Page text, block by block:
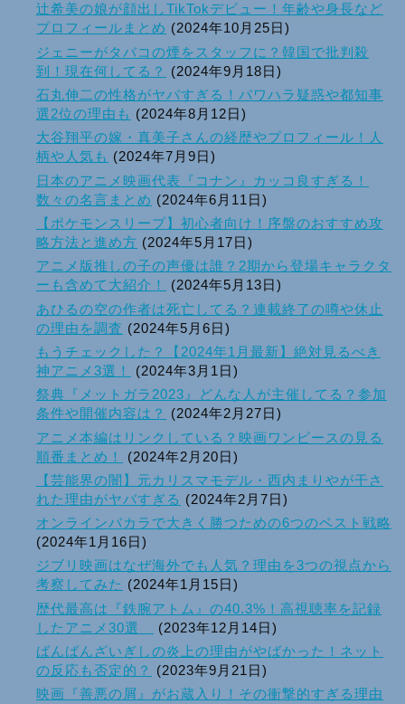
辻希美の娘が顔出しTikTokデビュー！年齢や身長など
プロフィールまとめ (2024年10月25日)
ジェニーがタバコの煙をスタッフに？韓国で批判殺
到！現在何してる？
(2024年9月18日)
石丸伸二の性格がヤバすぎる！パワハラ疑惑や都知事
選2位の理由も (2024年8月12日)
大谷翔平の嫁・真美子さんの経歴やプロフィール！人
柄や人気も (2024年7月9日)
日本のアニメ映画代表『コナン』カッコ良すぎる！
数々の名言まとめ (2024年6月11日)
【ポケモンスリープ】初心者向け！序盤のおすすめ攻
略方法と進め方 (2024年5月17日)
アニメ版推しの子の声優は誰？2期から登場キャラクタ
ーも含めて大紹介！
(2024年5月13日)
あひるの空の作者は死亡してる？連載終了の噂や休止
の理由を調査 (2024年5月6日)
もうチェックした？【2024年1月最新】絶対見るべき
神アニメ3選！
(2024年3月1日)
祭典『メットガラ2023』どんな人が主催してる？参加
条件や開催内容は？
(2024年2月27日)
アニメ本編はリンクしている？映画ワンピースの見る
順番まとめ！
(2024年2月20日)
【芸能界の闇】元カリスマモデル・西内まりやが干さ
れた理由がヤバすぎる (2024年2月7日)
オンラインバカラで大きく勝つための6つのベスト戦略
(2024年1月16日)
ジブリ映画はなぜ海外でも人気？理由を3つの視点から
考察してみた (2024年1月15日)
歴代最高は『鉄腕アトム』の40.3%！高視聴率を記録
したアニメ30選
(2023年12月14日)
ばんばんざいぎしの炎上の理由がやばかった！ネット
の反応も否定的？
(2023年9月21日)
映画『善悪の屑』がお蔵入り！その衝撃的すぎる理由